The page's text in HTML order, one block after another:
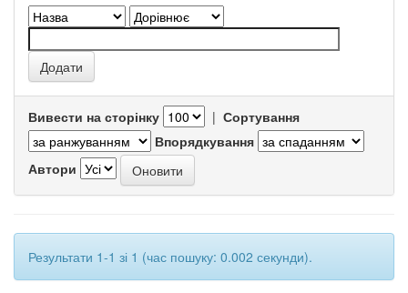
Вивести на сторінку | Сортування
Впорядкування
Автори
Результати 1-1 зі 1 (час пошуку: 0.002 секунди).